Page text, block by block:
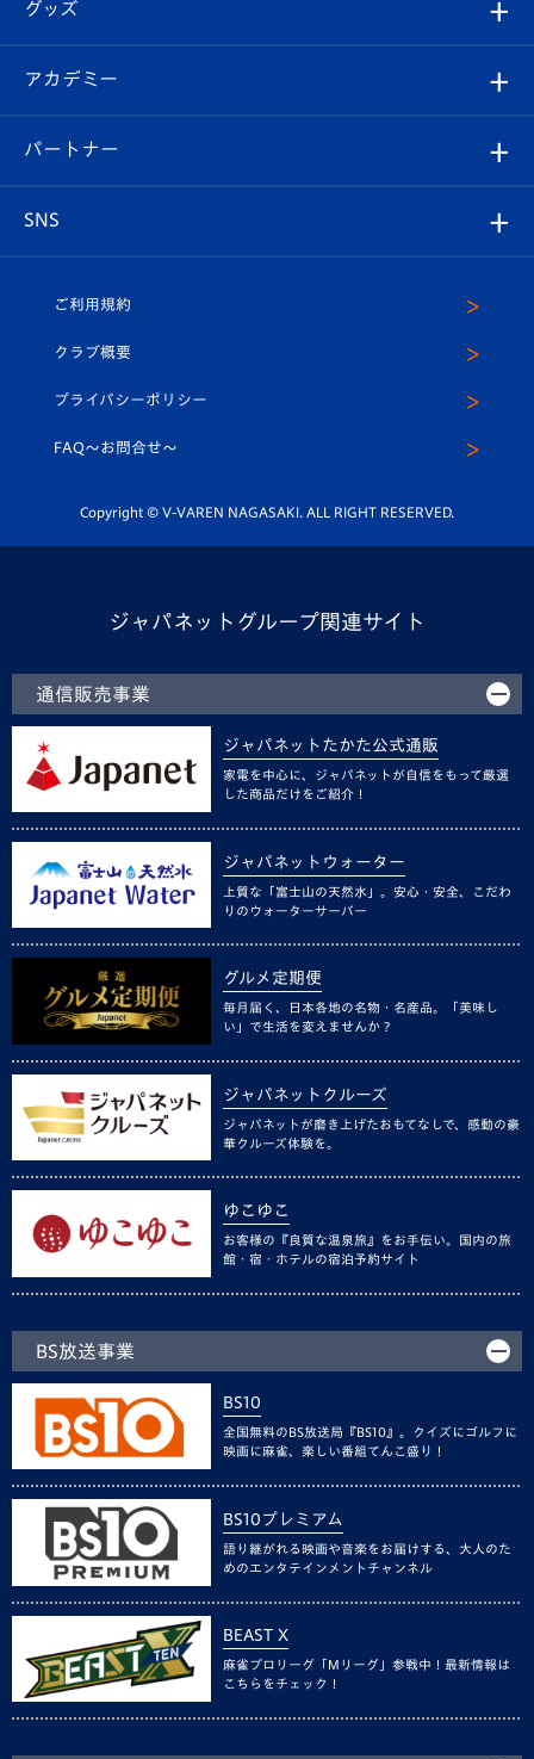
チケット
イベント
メディア
ホームタウン
スタッフプロフィール
マスコット紹介
平和祈念活動
ホームタウン活動
Revive Team
ヴィヴィくんの長崎おもてなしガイド
フォトギャラリー
スタジアムグルメ
V-LOVERS（ファンクラブ）
プレイヤーズスイート
グッズ
オンラインショップ
店舗情報
アカデミー
育成からのお知らせ
U-18
スクール
パートナー
SNS
ヴィヴィくんインスタグラム
公式LINE＠
ご利用規約
クラブ概要
プライバシーポリシー
FAQ〜お問合せ〜
Copyright © V-VAREN NAGASAKI. ALL RIGHT RESERVED.
ジャパネットグループ関連サイト
通信販売事業
ジャパネットたかた公式通販
家電を中心に、ジャパネットが自信をもって厳選
した商品だけをご紹介！
ジャパネットウォーター
上質な「富士山の天然水」。安心・安全、こだわ
りのウォーターサーバー
グルメ定期便
毎月届く、日本各地の名物・名産品。「美味し
い」で生活を変えませんか？
ジャパネットクルーズ
ジャパネットが磨き上げたおもてなしで、感動の豪
華クルーズ体験を。
ゆこゆこ
お客様の『良質な温泉旅』をお手伝い。国内の旅
館・宿・ホテルの宿泊予約サイト
BS放送事業
BS10
全国無料のBS放送局『BS10』。クイズにゴルフに
映画に麻雀、楽しい番組てんこ盛り！
BS10プレミアム
語り継がれる映画や音楽をお届けする、大人のた
めのエンタテインメントチャンネル
BEAST X
麻雀プロリーグ「Mリーグ」参戦中！最新情報は
こちらをチェック！